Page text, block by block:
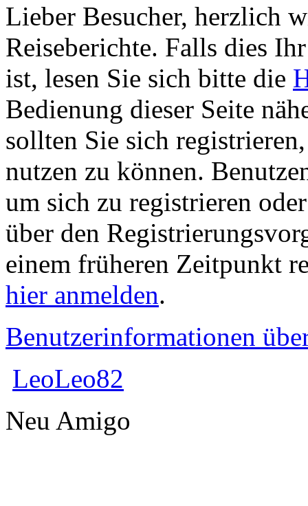
Lieber Besucher, herzlich
Reiseberichte. Falls dies
ist, lesen Sie sich bitte die
Bedienung dieser Seite
sollten Sie sich
nutzen zu können.
um sich zu registrieren
über den
einem früheren Zeitpunkt
hier anmelden.
Benutzerinformationen
LeoLeo82
Neu Amigo